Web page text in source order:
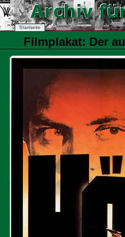
Startseite
Filmplakat: Der